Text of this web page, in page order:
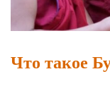
Что такое